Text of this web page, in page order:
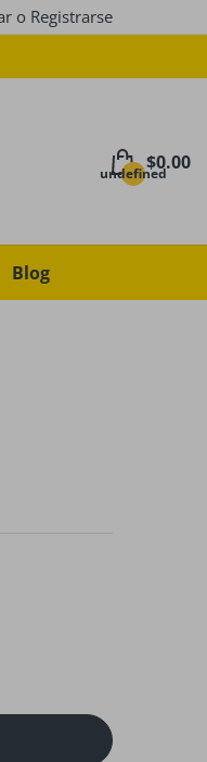
o Registrarse
undefined$0.00
Blog